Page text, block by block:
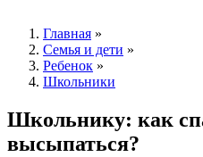
Главная »
Семья и дети »
Ребенок »
Школьники
Школьнику: как
высыпаться?